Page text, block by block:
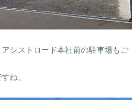
シストロード本社前の駐車場もご
ね。